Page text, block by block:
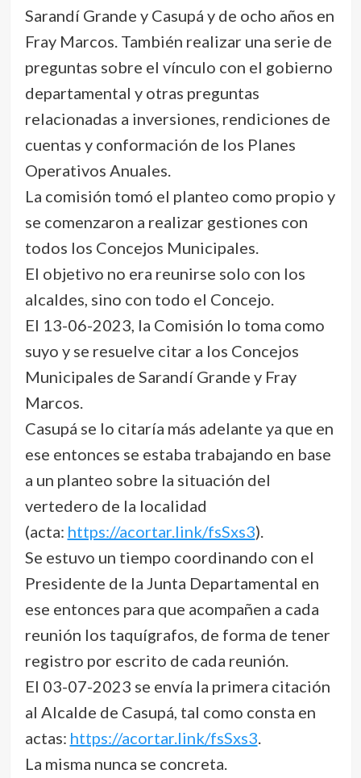
Sarandí Grande y Casupá y de ocho años en
Fray Marcos. También realizar una serie de
preguntas sobre el vínculo con el gobierno
departamental y otras preguntas
relacionadas a inversiones, rendiciones de
cuentas y conformación de los Planes
Operativos Anuales.
La comisión tomó el planteo como propio y
se comenzaron a realizar gestiones con
todos los Concejos Municipales.
El objetivo no era reunirse solo con los
alcaldes, sino con todo el Concejo.
El 13-06-2023, la Comisión lo toma como
suyo y se resuelve citar a los Concejos
Municipales de Sarandí Grande y Fray
Marcos.
Casupá se lo citaría más adelante ya que en
ese entonces se estaba trabajando en base
a un planteo sobre la situación del
vertedero de la localidad
(acta: https://acortar.link/fsSxs3).
Se estuvo un tiempo coordinando con el
Presidente de la Junta Departamental en
ese entonces para que acompañen a cada
reunión los taquígrafos, de forma de tener
registro por escrito de cada reunión.
El 03-07-2023 se envía la primera citación
al Alcalde de Casupá, tal como consta en
actas: https://acortar.link/fsSxs3.
La misma nunca se concreta.